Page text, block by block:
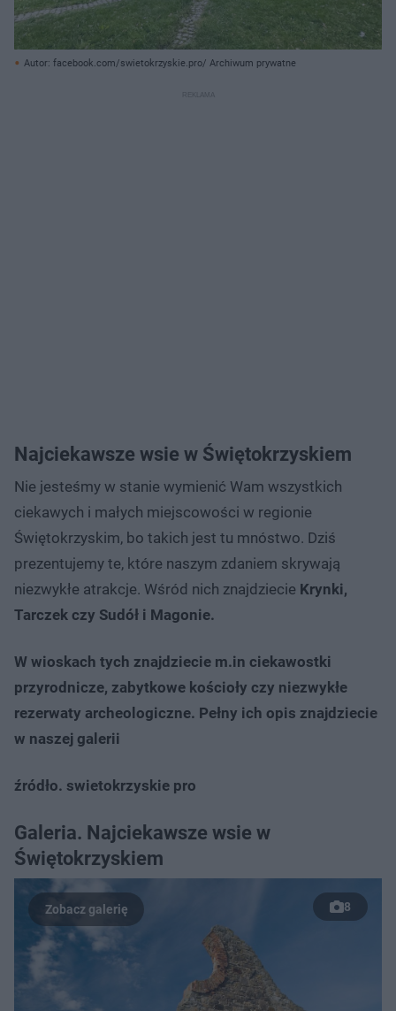
Autor: facebook.com/swietokrzyskie.pro/ Archiwum prywatne
Najciekawsze wsie w Świętokrzyskiem
Nie jesteśmy w stanie wymienić Wam wszystkich
ciekawych i małych miejscowości w regionie
Świętokrzyskim, bo takich jest tu mnóstwo. Dziś
prezentujemy te, które naszym zdaniem skrywają
niezwykłe atrakcje. Wśród nich znajdziecie Krynki,
Tarczek czy Sudół i Magonie.
W wioskach tych znajdziecie m.in ciekawostki
przyrodnicze, zabytkowe kościoły czy niezwykłe
rezerwaty archeologiczne. Pełny ich opis znajdziecie
w naszej galerii
źródło. swietokrzyskie pro
Galeria. Najciekawsze wsie w
Świętokrzyskiem
8